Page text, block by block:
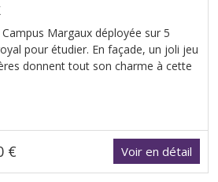
Margaux déployée sur 5
pour étudier. En façade, un joli jeu
donnent tout son charme à cette
€ Voir en détail